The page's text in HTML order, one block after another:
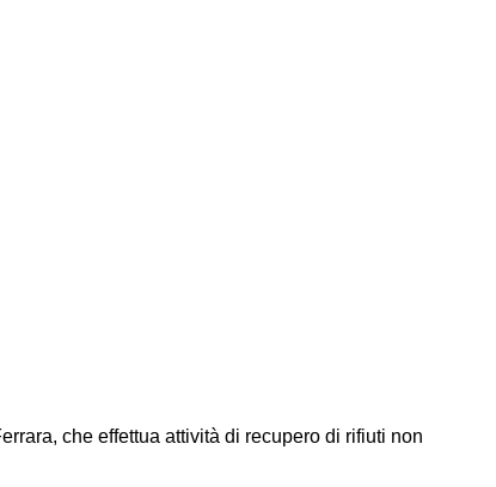
che effettua attività di recupero di rifiuti non